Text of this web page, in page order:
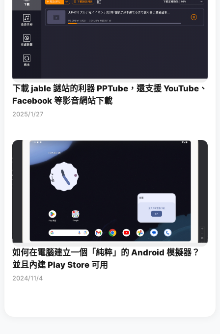
下載 jable 謎站的利器 PPTube，還支援 YouTube、
Facebook 等影音網站下載
2025/1/27
如何在電腦建立一個「純粹」的 Android 模擬器？
並且內建 Play Store 可用
2024/11/4